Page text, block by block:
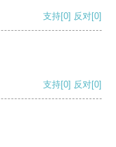
支持[0] 反对[0]
支持[0] 反对[0]